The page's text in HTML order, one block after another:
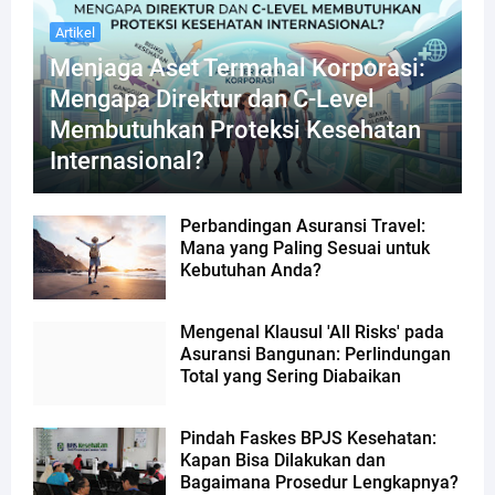
Artikel
Menjaga Aset Termahal Korporasi:
Mengapa Direktur dan C-Level
Membutuhkan Proteksi Kesehatan
Internasional?
Perbandingan Asuransi Travel:
Mana yang Paling Sesuai untuk
Kebutuhan Anda?
Mengenal Klausul 'All Risks' pada
Asuransi Bangunan: Perlindungan
Total yang Sering Diabaikan
Pindah Faskes BPJS Kesehatan:
Kapan Bisa Dilakukan dan
Bagaimana Prosedur Lengkapnya?